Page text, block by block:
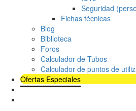
Seguridad
Fichas técnicas
Blog
Biblioteca
Foros
Calculador de Tubos
Calculador de puntos de
Ofertas Especiales